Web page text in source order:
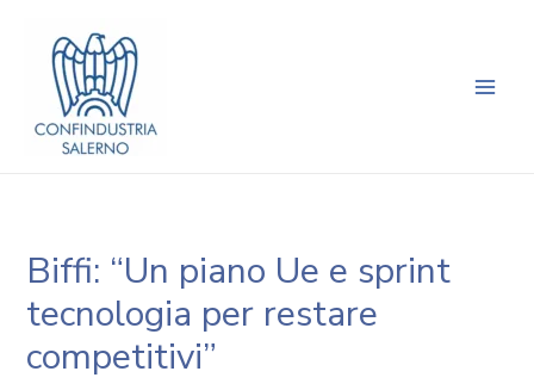
contenuto
Biffi: “Un piano Ue e sprint
tecnologia per restare
competitivi”
articoli